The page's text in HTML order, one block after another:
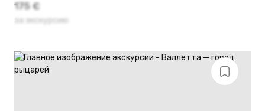
175 €
за экскурсию